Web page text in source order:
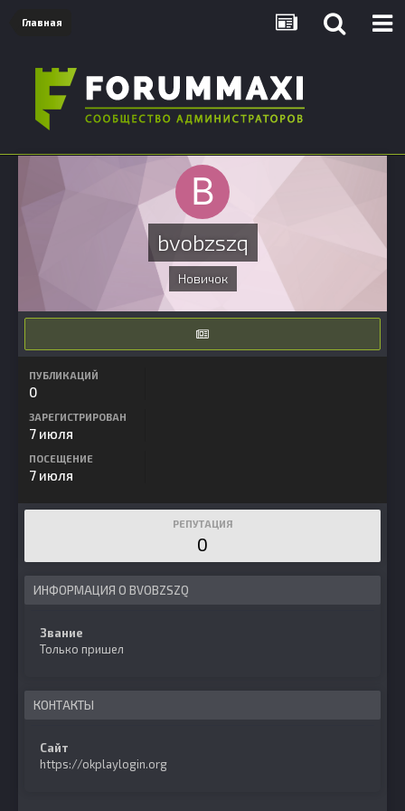
Главная
bvobzszq
Новичок
ПУБЛИКАЦИЙ
0
ЗАРЕГИСТРИРОВАН
7 июля
ПОСЕЩЕНИЕ
7 июля
РЕПУТАЦИЯ
0
ИНФОРМАЦИЯ О BVOBZSZQ
Звание
Только пришел
КОНТАКТЫ
Сайт
https://okplaylogin.org